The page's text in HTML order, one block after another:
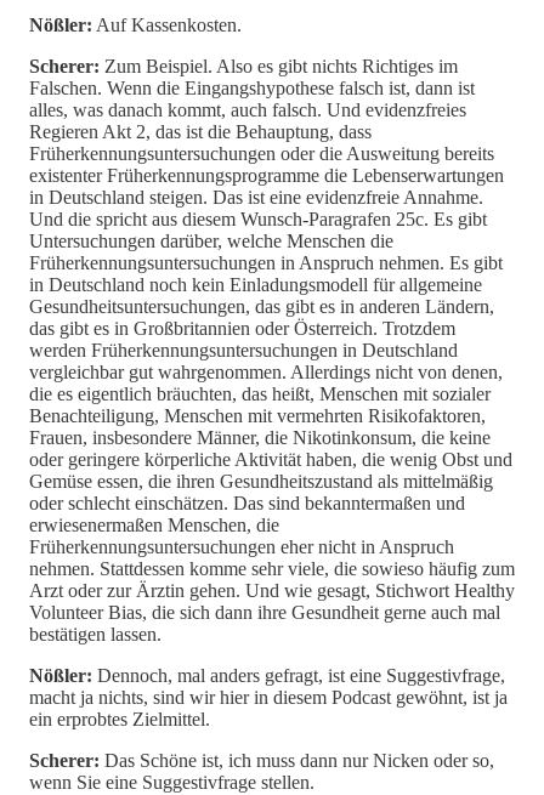
Nößler: Auf Kassenkosten.
Scherer: Zum Beispiel. Also es gibt nichts Richtiges im
Falschen. Wenn die Eingangshypothese falsch ist, dann ist
alles, was danach kommt, auch falsch. Und evidenzfreies
Regieren Akt 2, das ist die Behauptung, dass
Früherkennungsuntersuchungen oder die Ausweitung bereits
existenter Früherkennungsprogramme die Lebenserwartungen
in Deutschland steigen. Das ist eine evidenzfreie Annahme.
Und die spricht aus diesem Wunsch-Paragrafen 25c. Es gibt
Untersuchungen darüber, welche Menschen die
Früherkennungsuntersuchungen in Anspruch nehmen. Es gibt
in Deutschland noch kein Einladungsmodell für allgemeine
Gesundheitsuntersuchungen, das gibt es in anderen Ländern,
das gibt es in Großbritannien oder Österreich. Trotzdem
werden Früherkennungsuntersuchungen in Deutschland
vergleichbar gut wahrgenommen. Allerdings nicht von denen,
die es eigentlich bräuchten, das heißt, Menschen mit sozialer
Benachteiligung, Menschen mit vermehrten Risikofaktoren,
Frauen, insbesondere Männer, die Nikotinkonsum, die keine
oder geringere körperliche Aktivität haben, die wenig Obst und
Gemüse essen, die ihren Gesundheitszustand als mittelmäßig
oder schlecht einschätzen. Das sind bekanntermaßen und
erwiesenermaßen Menschen, die
Früherkennungsuntersuchungen eher nicht in Anspruch
nehmen. Stattdessen komme sehr viele, die sowieso häufig zum
Arzt oder zur Ärztin gehen. Und wie gesagt, Stichwort Healthy
Volunteer Bias, die sich dann ihre Gesundheit gerne auch mal
bestätigen lassen.
Nößler: Dennoch, mal anders gefragt, ist eine Suggestivfrage,
macht ja nichts, sind wir hier in diesem Podcast gewöhnt, ist ja
ein erprobtes Zielmittel.
Scherer: Das Schöne ist, ich muss dann nur Nicken oder so,
wenn Sie eine Suggestivfrage stellen.